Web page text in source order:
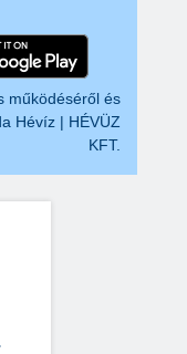
működéséről és
Hévíz | HÉVÜZ
KFT.